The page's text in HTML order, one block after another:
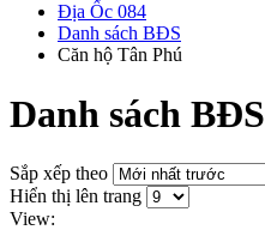
Địa Ốc 084
Danh sách BĐS
Căn hộ Tân Phú
Danh sách BĐS
Sắp xếp theo
Hiển thị lên trang
View: